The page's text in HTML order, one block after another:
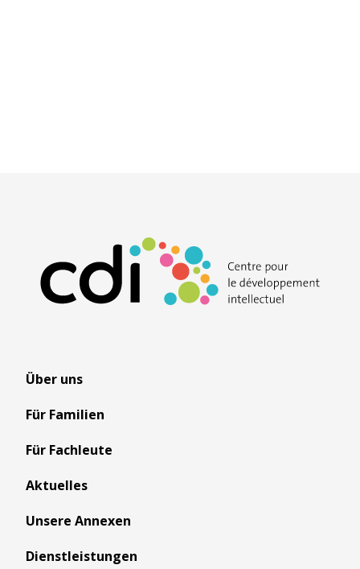
Über uns
Für Familien
Für Fachleute
Aktuelles
Unsere Annexen
Dienstleistungen